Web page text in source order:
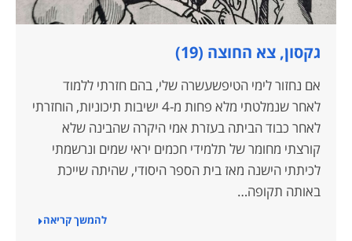
גקסון, צא החוצה (19)
אם נחזור לימי הטיפשעשרה שלי, בהם חזרתי ללמוד
לאחר שנמלטתי מלא פחות מ-4 ישיבות תיכוניות, הוחזרתי
לאחר כבוד הביתה בעזרת אמי היקרה שהבינה שלא
קורצתי מחומר של תלמידי חכמים יראי שמים ונרשמתי
לכיתתי הישנה מאז בית הספר היסודי, שהיתה שייכת
באותה תקופה…
להמשך קריאה